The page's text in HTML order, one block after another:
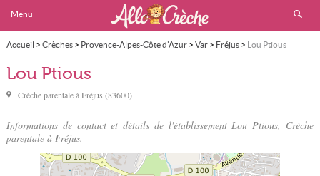
Menu
Accueil > Crèches> Provence-Alpes-Côte d'Azur> Var> Fréjus> Lou Ptious
Lou Ptious
Crèche parentale àFréjus (83600)
Informations de contact et détails de l'établissement Lou Ptious, Crèche
parentale à Fréjus.